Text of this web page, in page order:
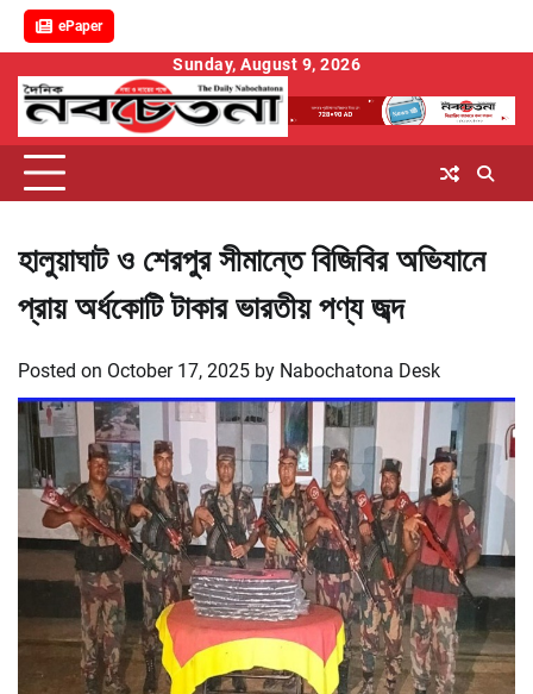
ePaper
content
Sunday, August 9, 2026
হালুয়াঘাট ও শেরপুর সীমান্তে বিজিবির অভিযানে
প্রায় অর্ধকোটি টাকার ভারতীয় পণ্য জব্দ
Posted on October 17, 2025 by Nabochatona Desk